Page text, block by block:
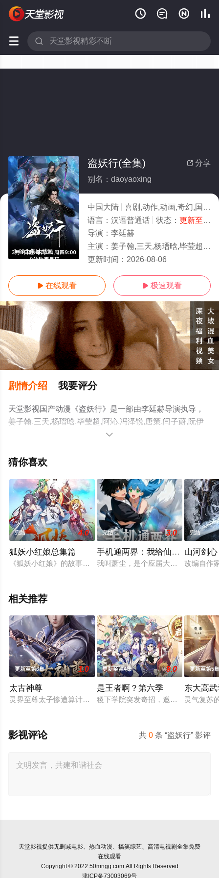
   
 
1-60全集/大结局
 分享
盗妖行(全集)
别名：daoyaoxing
中国大陆
喜剧,动作,动画,奇幻,国产动漫
语言： 汉语普通话 状态： 更新至第51集
导演： 李廷赫
主演： 姜子翰,三天,杨瑨晗,毕莹超,阿沁,冯泽锐,唐策,闫子蔚,阮伊菲,刘李桥,家明,康潇文
更新时间： 2026-08-06
 在线观看  极速观看
剧情介绍 我要评分
天堂影视国产动漫《盗妖行》是一部由李廷赫导演执导，
姜子翰,三天,杨瑨晗,毕莹超,阿沁,冯泽锐,唐策,闫子蔚,阮伊
菲,刘李桥,家明,康潇文等演员精彩演绎的中国大陆动漫，大
完整版动漫全集就上天堂电影网，更多相关信息可移步至

猜你喜欢
完结 4.0
狐妖小红娘总集篇
《狐妖小红娘》的故事围绕人与妖之间的爱情展开。根据古典
完结 3.0
手机通两界：我给仙门送泡面
我叫萧尘，是个应届大学生。重病无
完结
山河剑心
改编自作
相关推荐
更新至第6集 1.0
太古神尊
灵界至尊太子惨遭算计身死，重生跌落凡尘沦为底层杂役！身
更新至第4集 9.0
是王者啊？第六季
稷下学院突发奇招，邀优秀毕业生返
更新至第5
东大高
灵气复苏
共0 条 “盗妖行” 影评
影视评论
天堂影视提供无删减电影、热血动漫、搞笑综艺、高清电视剧全集免费
在线观看
Copyright © 2022 50mngg.com All Rights Reserved
津ICP备73003069号